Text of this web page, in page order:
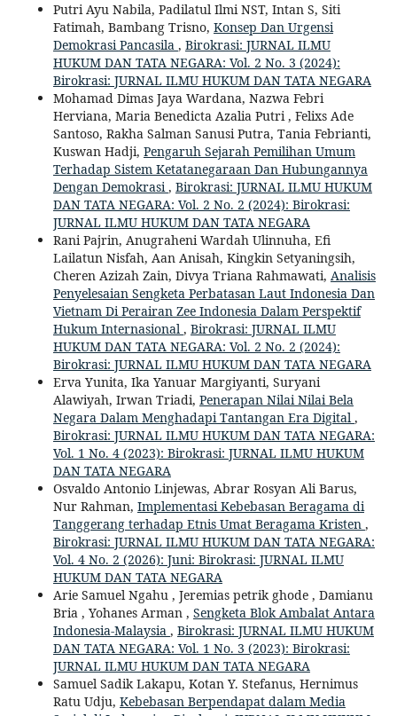
Putri Ayu Nabila, Padilatul Ilmi NST, Intan S, Siti
Fatimah, Bambang Trisno, Konsep Dan Urgensi
Demokrasi Pancasila , Birokrasi: JURNAL ILMU
HUKUM DAN TATA NEGARA: Vol. 2 No. 3 (2024):
Birokrasi: JURNAL ILMU HUKUM DAN TATA NEGARA
Mohamad Dimas Jaya Wardana, Nazwa Febri
Herviana, Maria Benedicta Azalia Putri , Felixs Ade
Santoso, Rakha Salman Sanusi Putra, Tania Febrianti,
Kuswan Hadji, Pengaruh Sejarah Pemilihan Umum
Terhadap Sistem Ketatanegaraan Dan Hubungannya
Dengan Demokrasi, Birokrasi: JURNAL ILMU HUKUM
DAN TATA NEGARA: Vol. 2 No. 2 (2024): Birokrasi:
JURNAL ILMU HUKUM DAN TATA NEGARA
Rani Pajrin, Anugraheni Wardah Ulinnuha, Efi
Lailatun Nisfah, Aan Anisah, Kingkin Setyaningsih,
Cheren Azizah Zain, Divya Triana Rahmawati, Analisis
Penyelesaian Sengketa Perbatasan Laut Indonesia Dan
Vietnam Di Perairan Zee Indonesia Dalam Perspektif
Hukum Internasional, Birokrasi: JURNAL ILMU
HUKUM DAN TATA NEGARA: Vol. 2 No. 2 (2024):
Birokrasi: JURNAL ILMU HUKUM DAN TATA NEGARA
Erva Yunita, Ika Yanuar Margiyanti, Suryani
Alawiyah, Irwan Triadi, Penerapan Nilai Nilai Bela
Negara Dalam Menghadapi Tantangan Era Digital,
Birokrasi: JURNAL ILMU HUKUM DAN TATA NEGARA:
Vol. 1 No. 4 (2023): Birokrasi: JURNAL ILMU HUKUM
DAN TATA NEGARA
Osvaldo Antonio Linjewas, Abrar Rosyan Ali Barus,
Nur Rahman, Implementasi Kebebasan Beragama di
Tanggerang terhadap Etnis Umat Beragama Kristen ,
Birokrasi: JURNAL ILMU HUKUM DAN TATA NEGARA:
Vol. 4 No. 2 (2026): Juni: Birokrasi: JURNAL ILMU
HUKUM DAN TATA NEGARA
Arie Samuel Ngahu , Jeremias petrik ghode , Damianu
Bria , Yohanes Arman , Sengketa Blok Ambalat Antara
Indonesia-Malaysia , Birokrasi: JURNAL ILMU HUKUM
DAN TATA NEGARA: Vol. 1 No. 3 (2023): Birokrasi:
JURNAL ILMU HUKUM DAN TATA NEGARA
Samuel Sadik Lakapu, Kotan Y. Stefanus, Hernimus
Ratu Udju, Kebebasan Berpendapat dalam Media